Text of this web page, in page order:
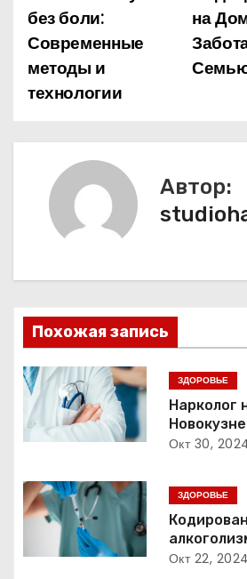
а
в
г
п
о
з
а
п
и
с
на
без боли:
Современные
методы и
технологии
Автор:
Похожая запись
ЗДОРОВЬЕ
Нарколог
Которая
Окт 30,
ЗДОРОВЬЕ
Полный
Окт 22, 2024